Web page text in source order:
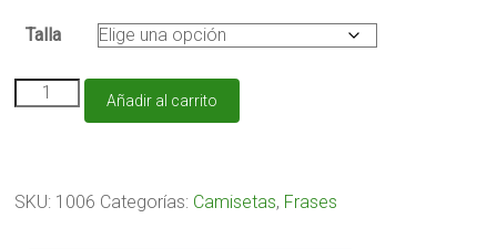
Talla
Que
Jartera
Añadir al carrito
SKU: 1006 Categorías: Camisetas, Frases